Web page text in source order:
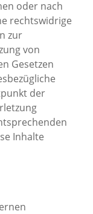
oder nach
rechtswidrige
zur
von
Gesetzen
der
Inhalte